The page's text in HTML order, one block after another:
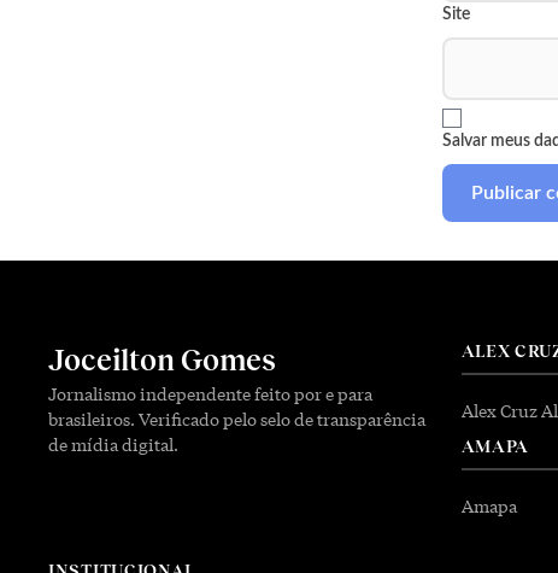
Site
Salvar meus
Joceilton Gomes
Jornalismo independente feito por e para
brasileiros. Verificado pelo selo de transparência
de mídia digital.
ALEX
Alex Cruz
AMAPA
Amapa